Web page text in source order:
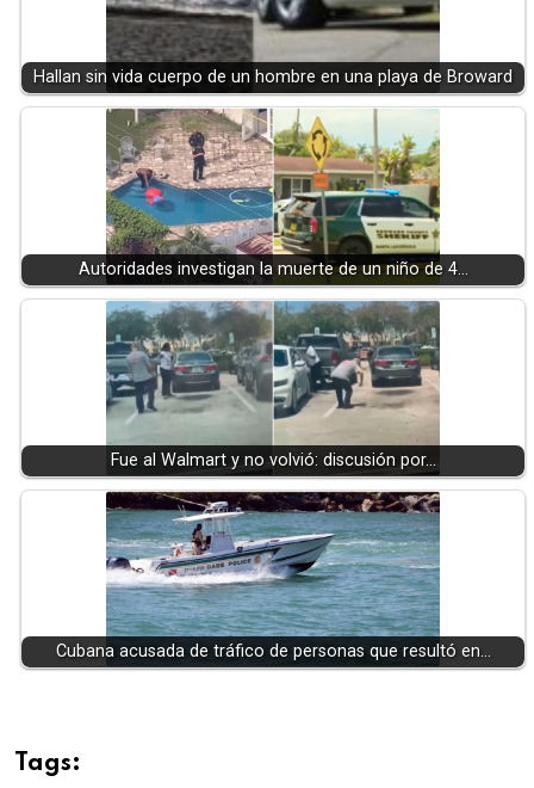
Hallan sin vida cuerpo de un hombre en una playa de Broward
Autoridades investigan la muerte de un niño de 4…
Fue al Walmart y no volvió: discusión por…
Cubana acusada de tráfico de personas que resultó en…
Tags: